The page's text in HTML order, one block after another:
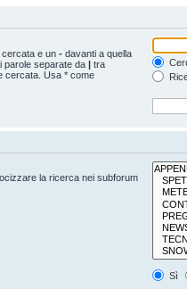
e un - davanti a quella
parole separate da | tra
cercata. Usa * come
la ricerca nei subforum
Sì